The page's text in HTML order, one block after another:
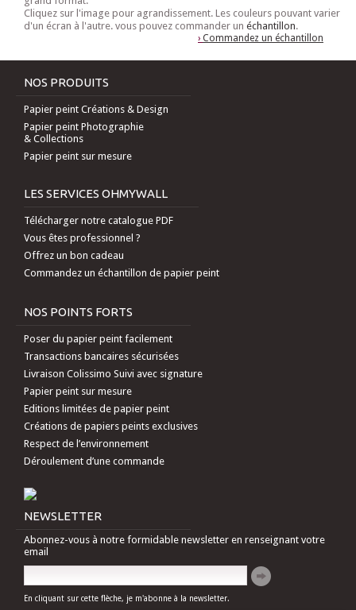
Cliquez sur l'image pour agrandissement. Les couleurs pouvant varier
d'un écran à l'autre. vous pouvez commander un échantillon.
› Commandez un échantillon
NOS PRODUITS
Papier peint Créations & Design
Papier peint Photographie
& Collections
Papier peint sur mesure
LES SERVICES OHMYWALL
Télécharger notre catalogue PDF
Vous êtes professionnel ?
Offrez un bon cadeau
Commandez un échantillon de papier peint
NOS POINTS FORTS
Poser du papier peint facilement
Transactions bancaires sécurisées
Livraison Colissimo Suivi avec signature
Papier peint sur mesure
Editions limitées de papier peint
Créations de papiers peints exclusives
Respect de l’environnement
Déroulement d’une commande
NEWSLETTER
Abonnez-vous à notre formidable newsletter en renseignant votre
email
En cliquant sur cette flèche, je m'abonne à la newsletter.